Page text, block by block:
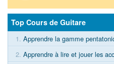
Top Cours de Guitare
1. Apprendre la gamme
2. Apprendre à lire et jouer les